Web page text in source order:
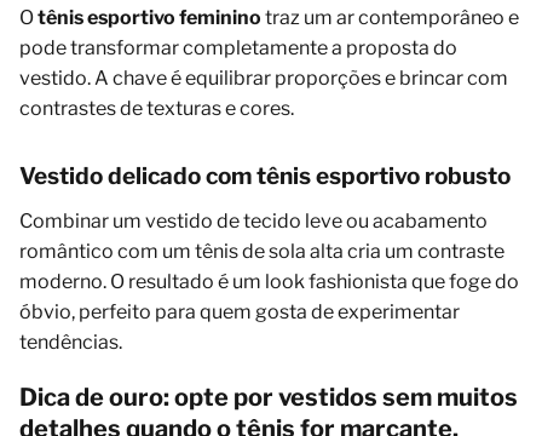
Otênis esportivo feminino traz um ar contemporâneo e
pode transformar completamente a proposta do
vestido. A chave é equilibrar proporções e brincar com
contrastes de texturas e cores.
Vestido delicado com tênis esportivo robusto
Combinar um vestido de tecido leve ou acabamento
romântico com um tênis de sola alta cria um contraste
moderno. O resultado é um look fashionista que foge do
óbvio, perfeito para quem gosta de experimentar
tendências.
Dica de ouro: opte por vestidos sem muitos
detalhes quando o tênis for marcante,